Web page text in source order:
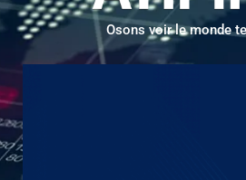
Osons voir le monde